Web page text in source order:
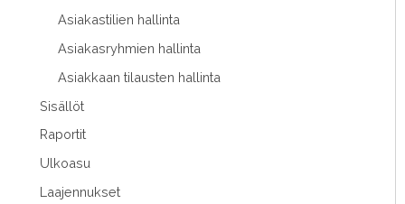
Asiakastilien hallinta
Asiakasryhmien hallinta
Asiakkaan tilausten hallinta
Sisällöt
Raportit
Ulkoasu
Laajennukset